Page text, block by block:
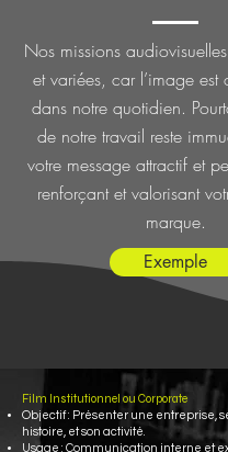
Nos missions
et variées, car l’image est
dans notre quotidien.
de notre travail reste
votre message attractif et
renforçant et valorisant
marque.
Exemple
Film Institutionnel ou Corporate
Objectif : Présenter une entreprise,
histoire, et son activité.
Usage : Communication interne et